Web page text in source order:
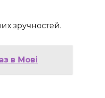
зручностей.
в Мові